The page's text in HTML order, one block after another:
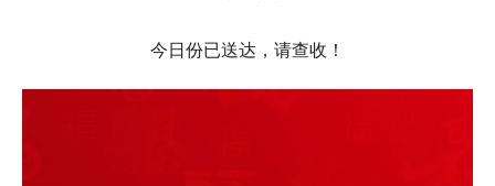
今日份已送达，请查收！